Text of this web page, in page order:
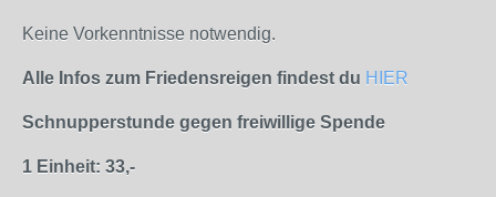
Keine Vorkenntnisse notwendig.
Alle Infos zum Friedensreigen findest du HIER
Schnupperstunde gegen freiwillige Spende
1 Einheit: 33,-